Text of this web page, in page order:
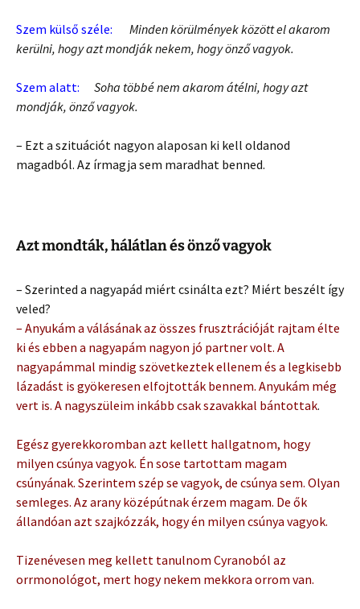
Szem külső széle:
Minden körülmények között el akarom
kerülni, hogy azt mondják nekem, hogy önző vagyok.
Szem alatt:
Soha többé nem akarom átélni, hogy azt
mondják, önző vagyok.
– Ezt a szituációt nagyon alaposan ki kell oldanod
magadból. Az írmagja sem maradhat benned.
Azt mondták, hálátlan és önző vagyok
– Szerinted a nagyapád miért csinálta ezt? Miért beszélt így
veled?
– Anyukám a válásának az összes frusztrációját rajtam élte
ki és ebben a nagyapám nagyon jó partner volt. A
nagyapámmal mindig szövetkeztek ellenem és a legkisebb
lázadást is gyökeresen elfojtották bennem. Anyukám még
vert is. A nagyszüleim inkább csak szavakkal bántottak.
Egész gyerekkoromban azt kellett hallgatnom, hogy
milyen csúnya vagyok. Én sose tartottam magam
csúnyának. Szerintem szép se vagyok, de csúnya sem. Olyan
semleges. Az arany középútnak érzem magam. De ők
állandóan azt szajkózzák, hogy én milyen csúnya vagyok.
Tizenévesen meg kellett tanulnom Cyranoból az
orrmonológot, mert hogy nekem mekkora orrom van.